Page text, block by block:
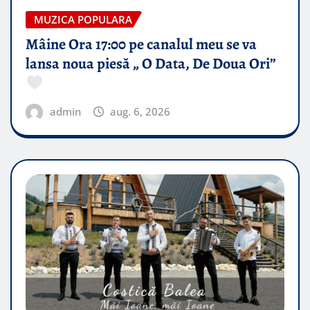
MUZICA POPULARA
Mâine Ora 17:00 pe canalul meu se va
lansa noua piesă „ O Data, De Doua Ori”
admin aug. 6, 2026